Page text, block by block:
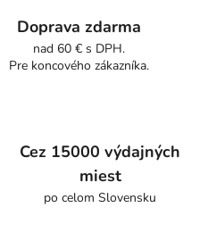
Doprava zdarma
nad 60 € s DPH.
Pre koncového zákazníka.
Cez 15000 výdajných
miest
po celom Slovensku